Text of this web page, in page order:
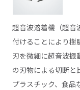
超音波溶着機（超音
付けることにより樹
刃を微細に超音波振
の刃物による切断と
プラスチック、食品